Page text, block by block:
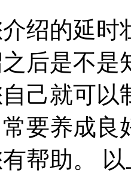
绍的延
后是不是
自己就可
要养成良
帮助。